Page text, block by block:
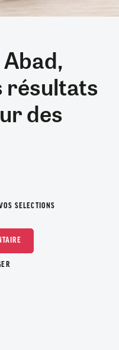
résultats
des
SELECTIONS